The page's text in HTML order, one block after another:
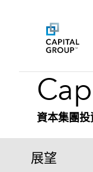
資本集團投
展望